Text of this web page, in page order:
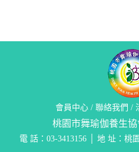
會員中心 / 聯絡我們 /
桃園市舞瑜伽養生
電 話：03-3413156 │ 地 址：桃